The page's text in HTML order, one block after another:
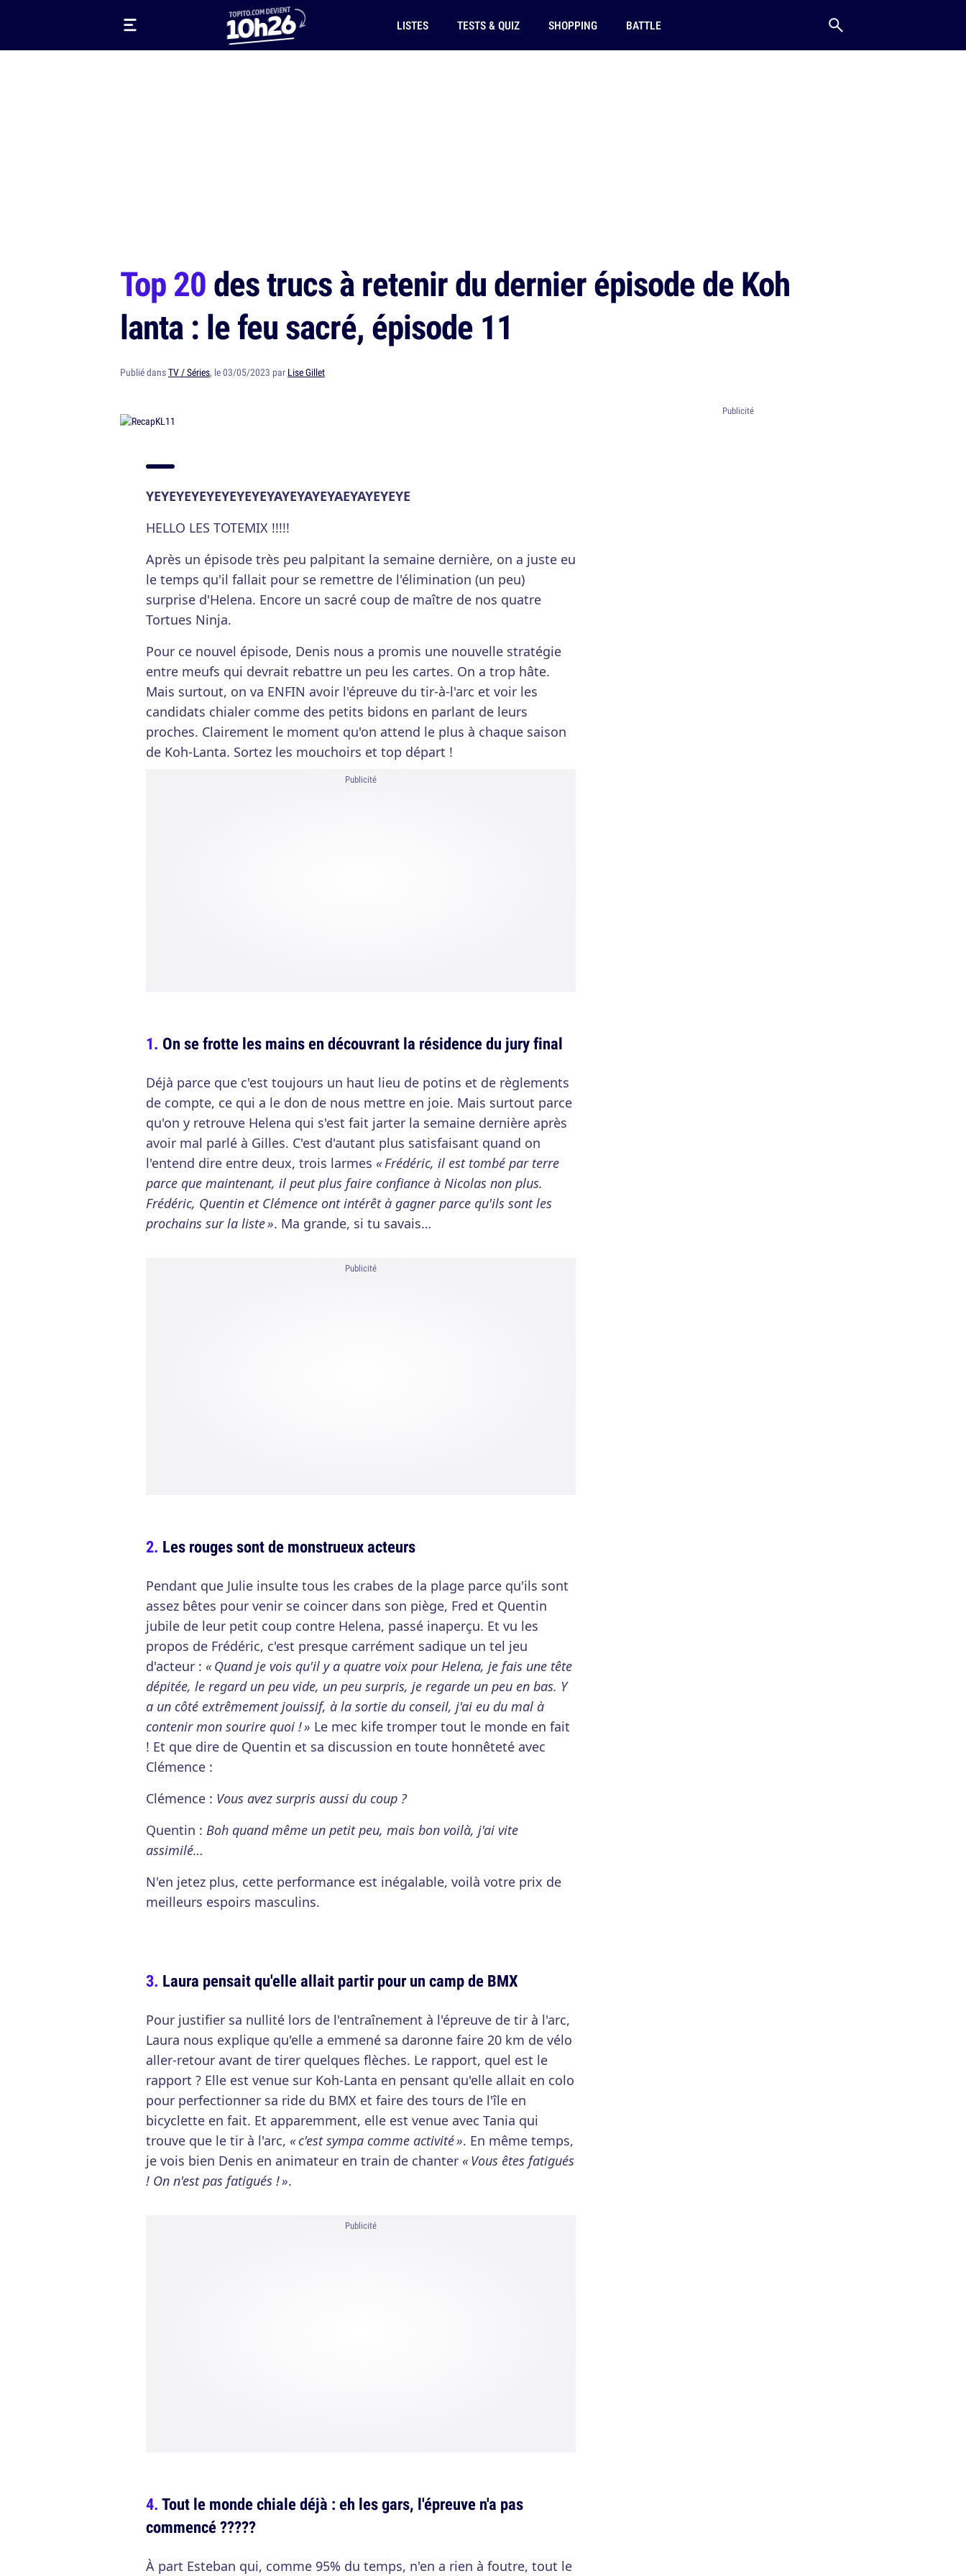
LISTES TESTS & QUIZ SHOPPING BATTLE
Top 20des trucs à retenir du dernier épisode de Koh
lanta : le feu sacré, épisode 11
Publié dansTV / Séries, le 03/05/2023 par Lise Gillet
YEYEYEYEYEYEYEYEYAYEYAYEYAEYAYEYEYE
HELLO LES TOTEMIX !!!!!
Après un épisode très peu palpitant la semaine dernière, on a juste eu
le temps qu'il fallait pour se remettre de l'élimination (un peu)
surprise d'Helena. Encore un sacré coup de maître de nos quatre
Tortues Ninja.
Pour ce nouvel épisode, Denis nous a promis une nouvelle stratégie
entre meufs qui devrait rebattre un peu les cartes. On a trop hâte.
Mais surtout, on va ENFIN avoir l'épreuve du tir-à-l'arc et voir les
candidats chialer comme des petits bidons en parlant de leurs
proches. Clairement le moment qu'on attend le plus à chaque saison
de Koh-Lanta. Sortez les mouchoirs et top départ !
Publicité
On se frotte les mains en découvrant la résidence du jury final
Déjà parce que c'est toujours un haut lieu de potins et de règlements
de compte, ce qui a le don de nous mettre en joie. Mais surtout parce
qu'on y retrouve Helena qui s'est fait jarter la semaine dernière après
avoir mal parlé à Gilles. C'est d'autant plus satisfaisant quand on
l'entend dire entre deux, trois larmes « Frédéric, il est tombé par terre
parce que maintenant, il peut plus faire confiance à Nicolas non plus.
Frédéric, Quentin et Clémence ont intérêt à gagner parce qu'ils sont les
prochains sur la liste ». Ma grande, si tu savais…
Publicité
Les rouges sont de monstrueux acteurs
Pendant que Julie insulte tous les crabes de la plage parce qu'ils sont
assez bêtes pour venir se coincer dans son piège, Fred et Quentin
jubile de leur petit coup contre Helena, passé inaperçu. Et vu les
propos de Frédéric, c'est presque carrément sadique un tel jeu
d'acteur : « Quand je vois qu'il y a quatre voix pour Helena, je fais une tête
dépitée, le regard un peu vide, un peu surpris, je regarde un peu en bas. Y
a un côté extrêmement jouissif, à la sortie du conseil, j'ai eu du mal à
contenir mon sourire quoi ! » Le mec kife tromper tout le monde en fait
! Et que dire de Quentin et sa discussion en toute honnêteté avec
Clémence :
Clémence : Vous avez surpris aussi du coup ?
Quentin : Boh quand même un petit peu, mais bon voilà, j'ai vite
assimilé…
N'en jetez plus, cette performance est inégalable, voilà votre prix de
meilleurs espoirs masculins.
Laura pensait qu'elle allait partir pour un camp de BMX
Pour justifier sa nullité lors de l'entraînement à l'épreuve de tir à l'arc,
Laura nous explique qu'elle a emmené sa daronne faire 20 km de vélo
aller-retour avant de tirer quelques flèches. Le rapport, quel est le
rapport ? Elle est venue sur Koh-Lanta en pensant qu'elle allait en colo
pour perfectionner sa ride du BMX et faire des tours de l'île en
bicyclette en fait. Et apparemment, elle est venue avec Tania qui
trouve que le tir à l'arc, « c'est sympa comme activité ». En même temps,
je vois bien Denis en animateur en train de chanter « Vous êtes fatigués
! On n'est pas fatigués ! ».
Publicité
Tout le monde chiale déjà : eh les gars, l'épreuve n'a pas
commencé ?????
À part Esteban qui, comme 95% du temps, n'en a rien à foutre, tout le